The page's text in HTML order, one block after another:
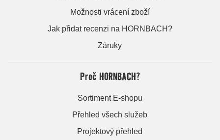
Možnosti vrácení zboží
Jak přidat recenzi na HORNBACH?
Záruky
Proč HORNBACH?
Sortiment E-shopu
Přehled všech služeb
Projektový přehled